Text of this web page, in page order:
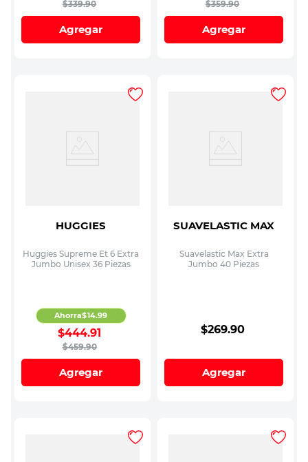
$339.90
Agregar
$359.90
Agregar
HUGGIES
Huggies Supreme Et 6 Extra
Jumbo Unisex 36 Piezas
$459.90
$444.91
Ahorra$14.99
Agregar
SUAVELASTIC MAX
Suavelastic Max Extra
Jumbo 40 Piezas
$269.90
Agregar